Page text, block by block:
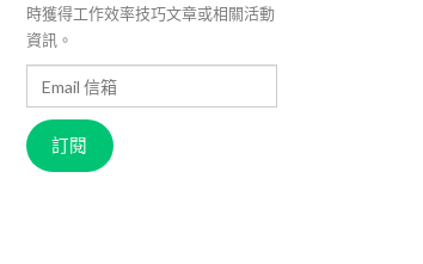
時獲得工作效率技巧文章或相關活動
資訊。
信
箱
訂閱